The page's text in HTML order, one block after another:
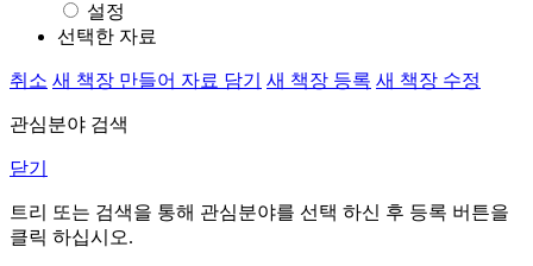
설정
선택한 자료
취소 새 책장 만들어 자료 담기 새 책장 등록 새 책장 수정
관심분야 검색
닫기
트리 또는 검색을 통해 관심분야를 선택 하신 후 등록 버튼을
클릭 하십시오.